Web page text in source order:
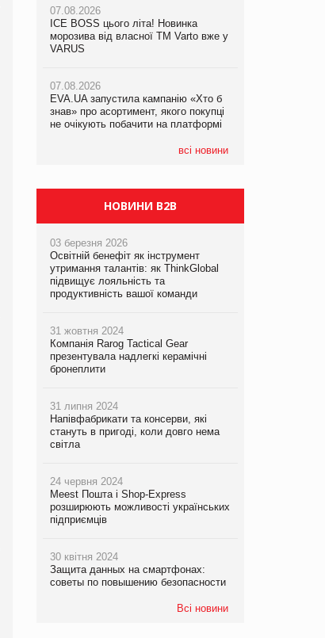
07.08.2026
ICE BOSS цього літа! Новинка
морозива від власної ТМ Varto вже у
VARUS
07.08.2026
EVA.UA запустила кампанію «Хто б
знав» про асортимент, якого покупці
не очікують побачити на платформі
всі новини
06.08.2026
Смачна новинка для хвостатих: у
VARUS з’явилися паучі Varto Paw
05.08.2026
Мережа супермаркетів VARUS купує
мережу магазинів формату
компанія налічуватиме 374 магазини
07.08.2026
Франція заборонила рекламні дзвінки
НОВИНИ B2B
03 березня 2026
Освітній бенефіт як інструмент
утримання талантів: як ThinkGlobal
підвищує лояльність та
продуктивність вашої команди
31 жовтня 2024
Компанія Rarog Tactical Gear
презентувала надлегкі керамічні
бронеплити
31 липня 2024
Напівфабрикати та консерви, які
стануть в пригоді, коли довго нема
світла
24 червня 2024
Meest Пошта і Shop-Express
розширюють можливості українських
підприємців
30 квітня 2024
Защита данных на смартфонах:
советы по повышению безопасности
Всі новини